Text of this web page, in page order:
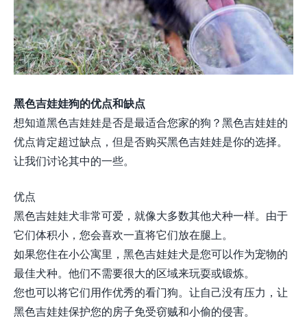
黑色吉娃娃狗的优点和缺点
想知道黑色吉娃娃是否是最适合您家的狗？黑色吉娃娃的
优点肯定超过缺点，但是否购买黑色吉娃娃是你的选择。
让我们讨论其中的一些。
优点
黑色吉娃娃犬非常可爱，就像大多数其他犬种一样。由于
它们体积小，您会喜欢一直将它们放在腿上。
如果您住在小公寓里，黑色吉娃娃犬是您可以作为宠物的
最佳犬种。他们不需要很大的区域来玩耍或锻炼。
您也可以将它们用作优秀的看门狗。让自己没有压力，让
黑色吉娃娃保护您的房子免受窃贼和小偷的侵害。